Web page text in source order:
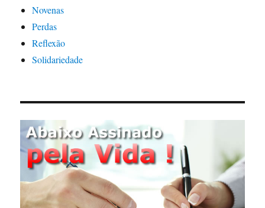
Novenas
Perdas
Reflexão
Solidariedade